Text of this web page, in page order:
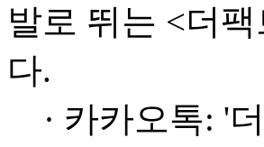
발로 뛰는 <더
다.
· 카카오톡: '